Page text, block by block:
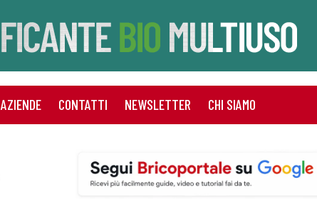
AZIENDE CONTATTI NEWSLETTER CHI SIAMO